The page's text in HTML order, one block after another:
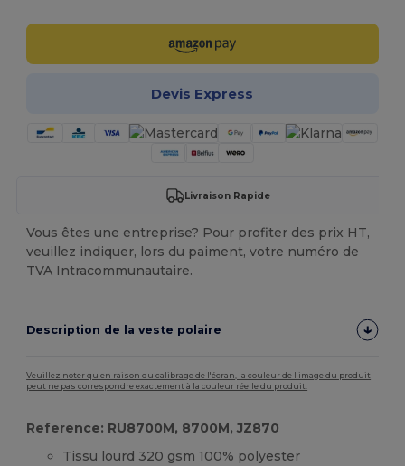
Devis Express
Livraison Rapide
Vous êtes une entreprise? Pour profiter des prix HT,
veuillez indiquer, lors du paiment, votre numéro de
TVA Intracommunautaire.
Description de la veste polaire
Veuillez noter qu'en raison du calibrage de l'écran, la couleur de l'image du produit
peut ne pas correspondre exactement à la couleur réelle du produit.
Reference: RU8700M, 8700M, JZ870
Tissu lourd 320 gsm 100% polyester